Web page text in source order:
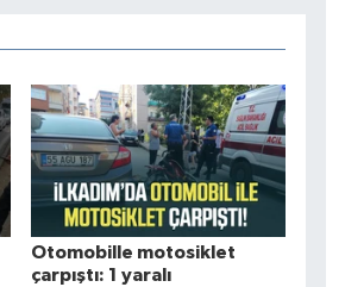
Otomobille motosiklet
çarpıştı: 1 yaralı